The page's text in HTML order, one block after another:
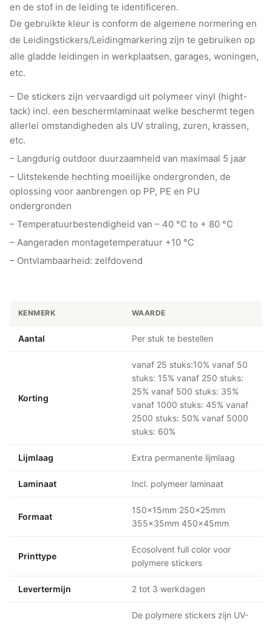
en de stof in de leiding te identificeren.
De gebruikte kleur is conform de algemene normering en
de Leidingstickers/Leidingmarkering zijn te gebruiken op
alle gladde leidingen in werkplaatsen, garages, woningen,
etc.
– De stickers zijn vervaardigd uit polymeer vinyl (hight-
tack) incl. een beschermlaminaat welke beschermt tegen
allerlei omstandigheden als UV straling, zuren, krassen,
etc.
– Langdurig outdoor duurzaamheid van maximaal 5 jaar
– Uitstekende hechting moeilijke ondergronden, de
oplossing voor aanbrengen op PP, PE en PU
ondergronden
– Temperatuurbestendigheid van – 40 °C to + 80 °C
– Aangeraden montagetemperatuur +10 °C
– Ontvlambaarheid: zelfdovend
KENMERK WAARDE
Aantal Per stuk te bestellen
Korting
vanaf 25 stuks:10% vanaf 50
stuks: 15% vanaf 250 stuks:
25% vanaf 500 stuks: 35%
vanaf 1000 stuks: 45% vanaf
2500 stuks: 50% vanaf 5000
stuks: 60%
Lijmlaag Extra permanente lijmlaag
Laminaat Incl. polymeer laminaat
Formaat
150x15mm 250x25mm
355x35mm 450x45mm
Printtype
Ecosolvent full color voor
polymere stickers
Levertermijn 2 tot 3 werkdagen
De polymere stickers zijn UV-